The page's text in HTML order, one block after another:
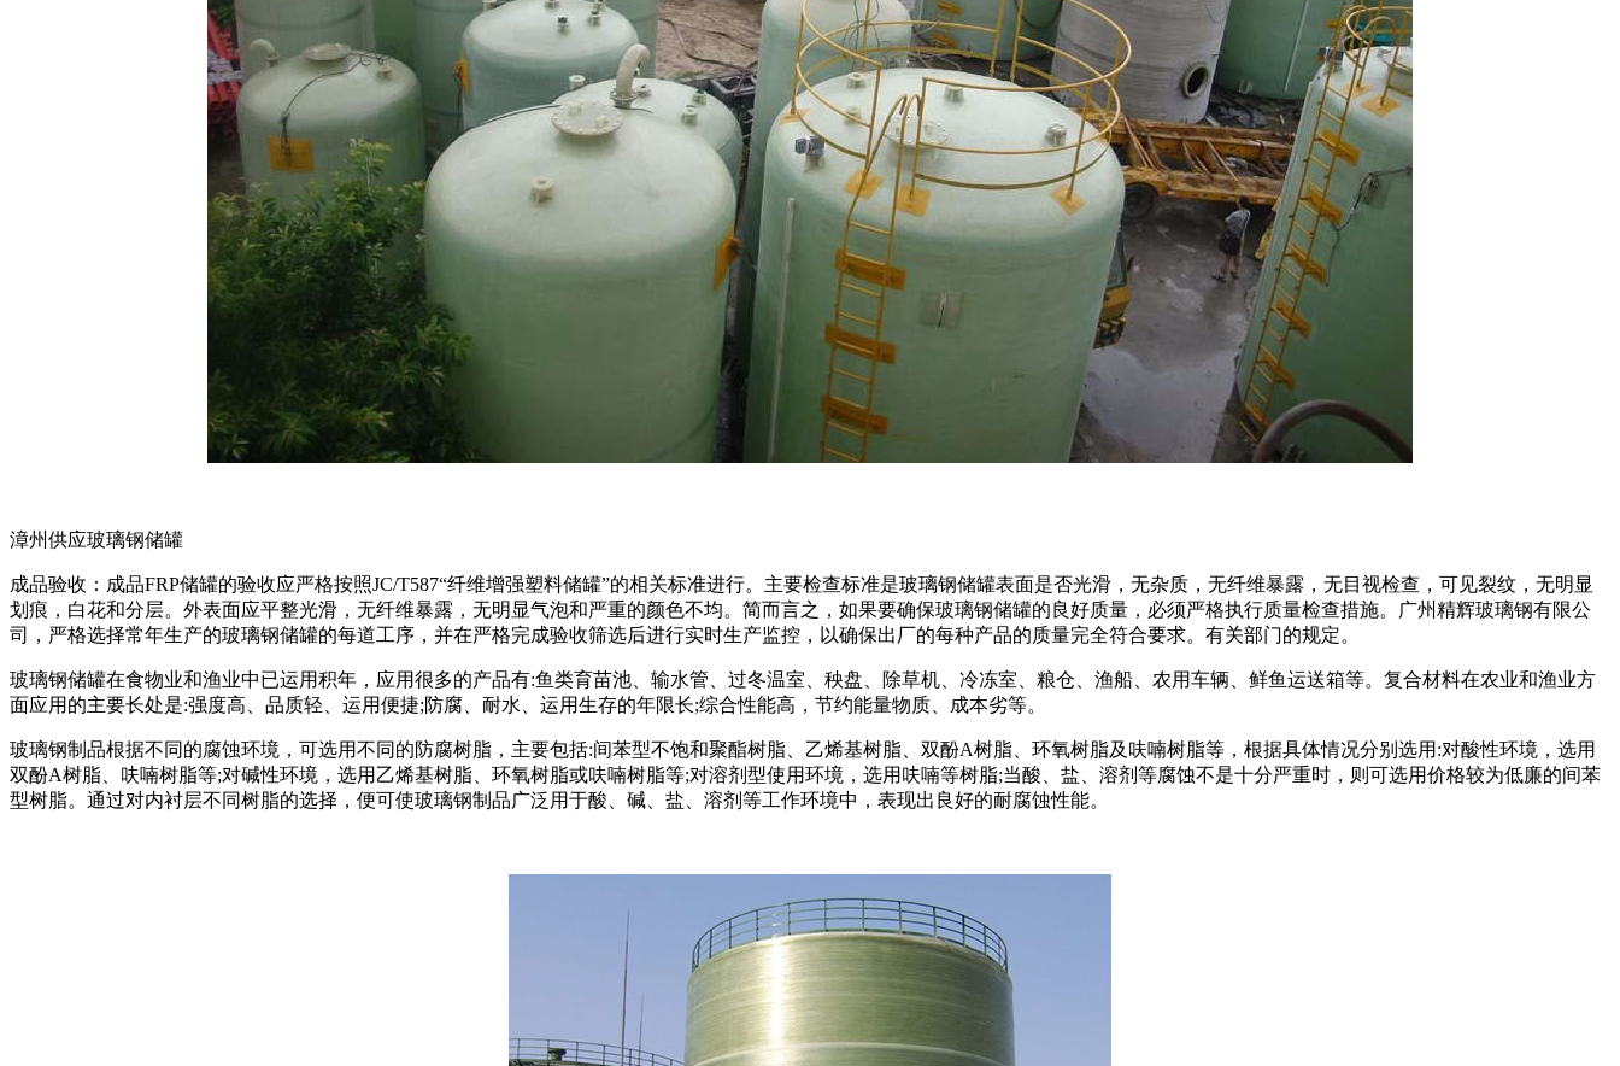
漳州供应玻璃钢储罐
成品验收：成品FRP储罐的验收应严格按照JC/T587“纤维增强塑料储罐”的相关标准进行。主要检查标准是玻璃钢储罐表面是否光滑，无杂质，无纤维暴露，无目视检查，可见裂纹，无明显
划痕，白花和分层。外表面应平整光滑，无纤维暴露，无明显气泡和严重的颜色不均。简而言之，如果要确保玻璃钢储罐的良好质量，必须严格执行质量检查措施。广州精辉玻璃钢有限公
司，严格选择常年生产的玻璃钢储罐的每道工序，并在严格完成验收筛选后进行实时生产监控，以确保出厂的每种产品的质量完全符合要求。有关部门的规定。
玻璃钢储罐在食物业和渔业中已运用积年，应用很多的产品有:鱼类育苗池、输水管、过冬温室、秧盘、除草机、冷冻室、粮仓、渔船、农用车辆、鲜鱼运送箱等。复合材料在农业和渔业方
面应用的主要长处是:强度高、品质轻、运用便捷;防腐、耐水、运用生存的年限长;综合性能高，节约能量物质、成本劣等。
玻璃钢制品根据不同的腐蚀环境，可选用不同的防腐树脂，主要包括:间苯型不饱和聚酯树脂、乙烯基树脂、双酚A树脂、环氧树脂及呋喃树脂等，根据具体情况分别选用:对酸性环境，选用
双酚A树脂、呋喃树脂等;对碱性环境，选用乙烯基树脂、环氧树脂或呋喃树脂等;对溶剂型使用环境，选用呋喃等树脂;当酸、盐、溶剂等腐蚀不是十分严重时，则可选用价格较为低廉的间苯
型树脂。通过对内衬层不同树脂的选择，便可使玻璃钢制品广泛用于酸、碱、盐、溶剂等工作环境中，表现出良好的耐腐蚀性能。